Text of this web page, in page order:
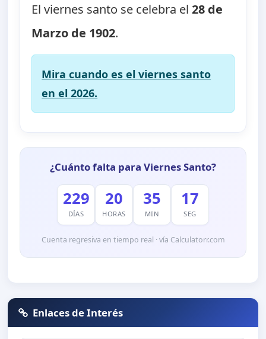
El viernes santo se celebra el28 de
Marzo de 1902.
Mira cuando es el viernes santo
en el 2026.
¿Cuánto falta para Viernes Santo?
229
DÍAS
20
HORAS
35
MIN
17
SEG
Cuenta regresiva en tiempo real · vía Calculatorr.com
Enlaces de Interés